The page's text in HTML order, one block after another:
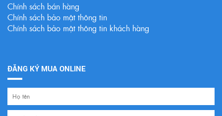
Chính sách bán hàng
Chính sách bảo mật thông tin
Chính sách bảo mật thông tin khách hàng
ĐĂNG KÝ MUA ONLINE